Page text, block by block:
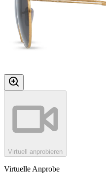
Virtuell anprobieren
Virtuelle Anprobe